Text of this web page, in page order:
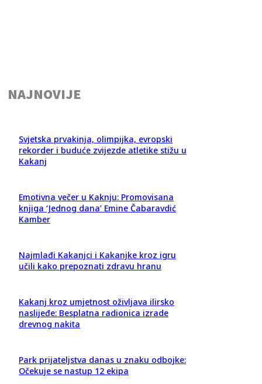
NAJNOVIJE
Svjetska prvakinja, olimpijka, evropski
rekorder i buduće zvijezde atletike stižu u
Kakanj
Emotivna večer u Kaknju: Promovisana
knjiga ‘Jednog dana’ Emine Čabaravdić
Kamber
Najmlađi Kakanjci i Kakanjke kroz igru
učili kako prepoznati zdravu hranu
Kakanj kroz umjetnost oživljava ilirsko
naslijeđe: Besplatna radionica izrade
drevnog nakita
Park prijateljstva danas u znaku odbojke:
Očekuje se nastup 12 ekipa